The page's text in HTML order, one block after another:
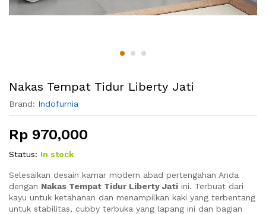
Nakas Tempat Tidur Liberty Jati
Brand: Indofurnia
Rp 970,000
Status: In stock
Selesaikan desain kamar modern abad pertengahan Anda
dengan Nakas Tempat Tidur Liberty Jati ini. Terbuat dari
kayu untuk ketahanan dan menampilkan kaki yang terbentang
untuk stabilitas, cubby terbuka yang lapang ini dan bagian